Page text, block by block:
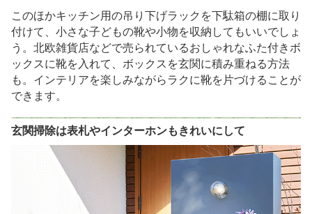
このほかキッチン用の吊り下げラックを下駄箱の棚に取り
付けて、小さな子どもの靴や小物を収納してもいいでしょ
う。北欧雑貨店などで売られているおしゃれなふた付きボ
ックスに靴を入れて、ボックスを玄関に積み重ねる方法
も。インテリアを楽しみながらラクに靴を片づけることが
できます。
玄関掃除は表札やインターホンもきれいにして